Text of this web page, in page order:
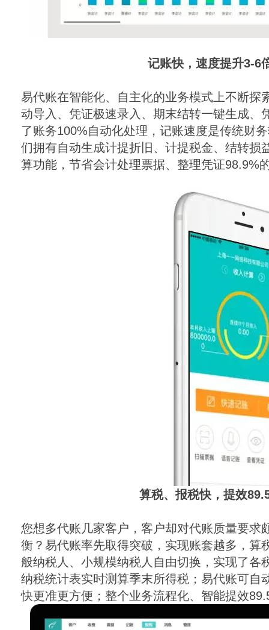
记账快，速度提升3-6
易代账在智能化、自主化的业务模式上不断探
动导入、凭证极速录入、期末结转一键生成、
了账务100%自动化处理，记账速度是传统财
们拥有自动生成计提折旧、计提税金、结转损
算功能，节省会计处理票据、整理凭证98.9%
算税、报税快，提效
您想多代账几家客户，客户却对代账质量要求
衡？易代账率先取得突破，实现账套越多，算
般纳税人、小规模纳税人自由切换，实现了各
纳税统计表实时测算季末所得税；易代账可自
快更准更方便；整个业务流程化、智能提效